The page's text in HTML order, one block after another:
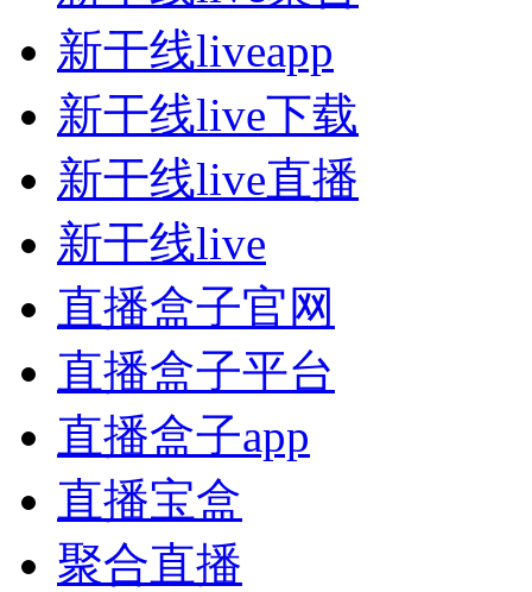
新干线liveapp
新干线live下载
新干线live直播
新干线live
直播盒子官网
直播盒子平台
直播盒子app
直播宝盒
聚合直播